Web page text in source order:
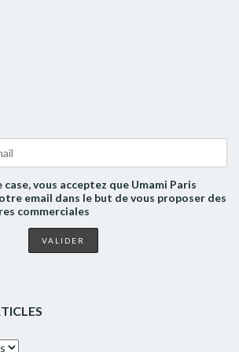
vous acceptez que Umami Paris
email dans le but de vous proposer des
commerciales